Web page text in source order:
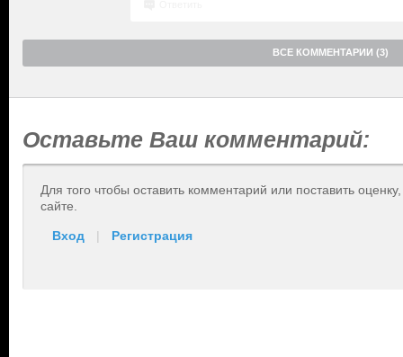
ВСЕ КОММЕНТАРИИ (3)
Оставьте Ваш комментарий:
Для того чтобы оставить комментарий или поставить
сайте.
Вход | Регистрация